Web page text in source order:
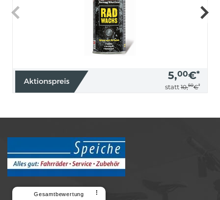
5,00€*
statt 10,50€*
Gesamtbewertung ⠇